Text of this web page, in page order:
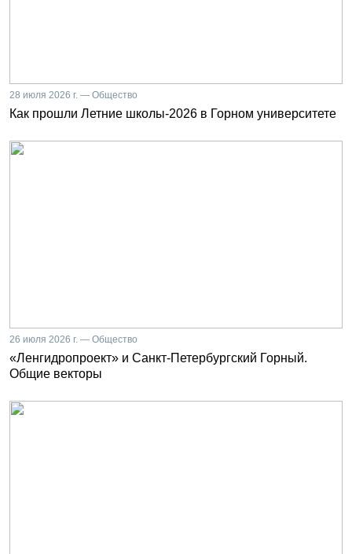
28 июля 2026 г. — Общество
Как прошли Летние школы-2026 в Горном университете
26 июля 2026 г. — Общество
«Ленгидропроект» и Санкт-Петербургский Горный.
Общие векторы